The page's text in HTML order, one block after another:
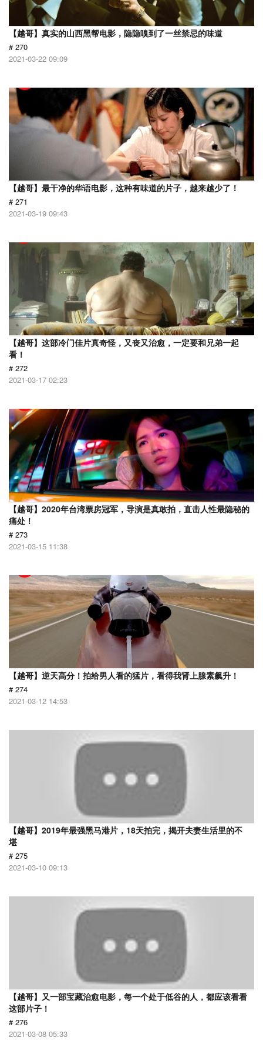
【越哥】真实的山西黑帮电影，隐隐嗅到了一丝禁忌的味道
# 270
2021-03-22 09:09
【越哥】最干净的华语电影，这种有味道的片子，越来越少了！
# 271
2021-03-19 09:43
【越哥】这部冷门佳片真奇怪，又丧又治愈，一定要和兄弟一起
看！
# 272
2021-03-17 02:23
【越哥】2020年台湾票房冠军，导演是真敢拍，直击人性最隐秘的
痛处！
# 273
2021-03-15 11:38
【越哥】逆天高分！拍给男人看的猛片，看得我肾上腺素飙升！
# 274
2021-03-12 14:53
【越哥】2019年最强黑马港片，18天拍完，揭开夫妻生活里的不
堪
# 275
2021-03-10 09:13
【越哥】又一部宝藏治愈电影，每一个处于低谷的人，都应该看看
这部片子！
# 276
2021-03-08 05:33